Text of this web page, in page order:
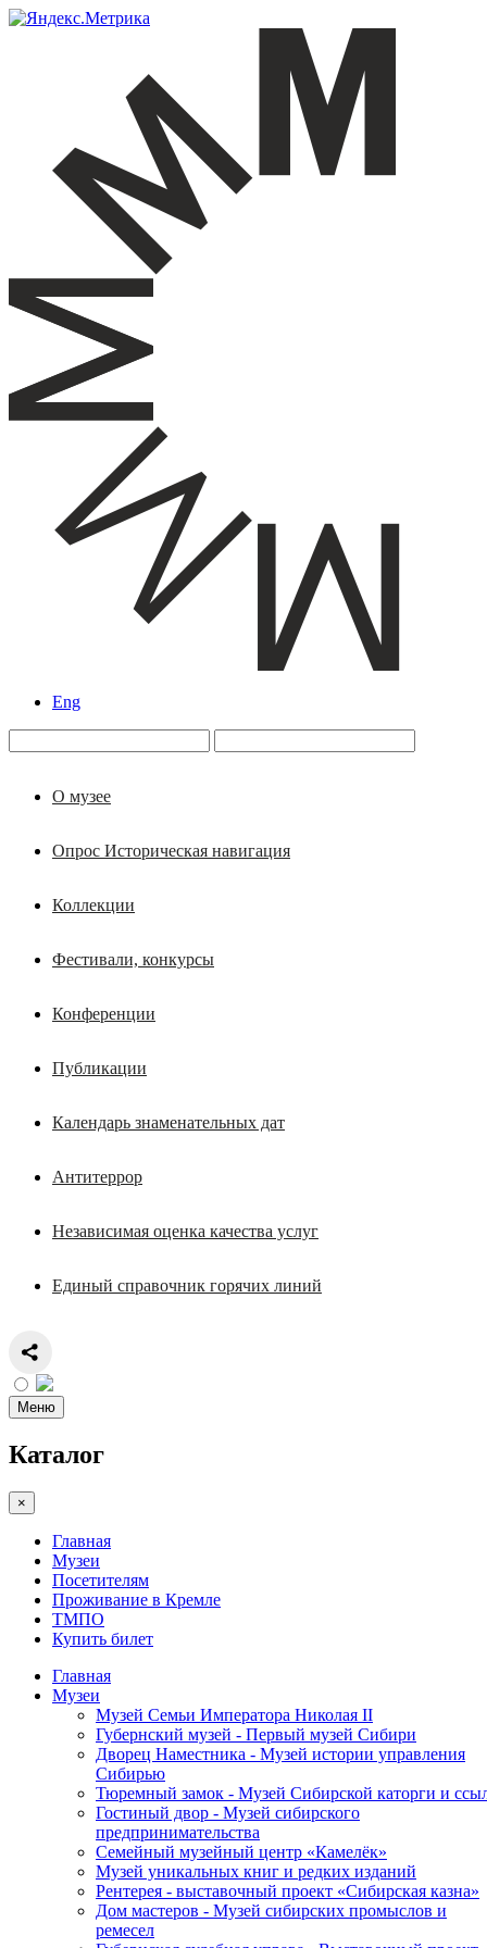
Eng
О музее
Опрос Историческая навигация
Коллекции
Фестивали, конкурсы
Конференции
Публикации
Календарь знаменательных дат
Антитеррор
Независимая оценка качества услуг
Единый справочник горячих линий
Меню
Каталог
×
Главная
Музеи
Посетителям
Проживание в Кремле
ТМПО
Купить билет
Главная
Музеи
Музей Семьи Императора Николая II
Губернский музей - Первый музей Сибири
Дворец Наместника - Музей истории управления
Сибирью
Тюремный замок - Музей Сибирской каторги и
Гостиный двор - Музей сибирского
предпринимательства
Семейный музейный центр «Камелёк»
Музей уникальных книг и редких изданий
Рентерея - выставочный проект «Сибирская казна»
Дом мастеров - Музей сибирских промыслов и
ремесел